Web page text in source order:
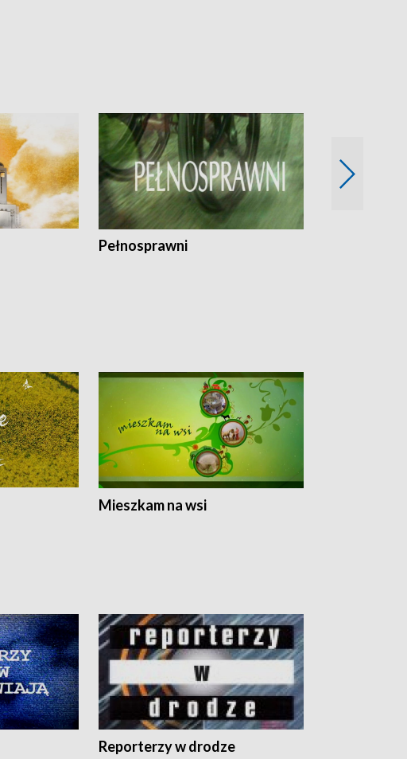
Pełnosprawni
Mieszkam na wsi
Reporterzy w drodze